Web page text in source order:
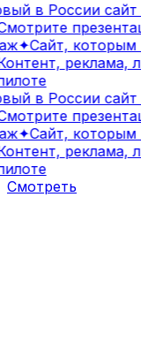
в России сайт
✦Сайт, которым
реклама,
в России сайт
✦Сайт, которым
реклама,
Смотреть